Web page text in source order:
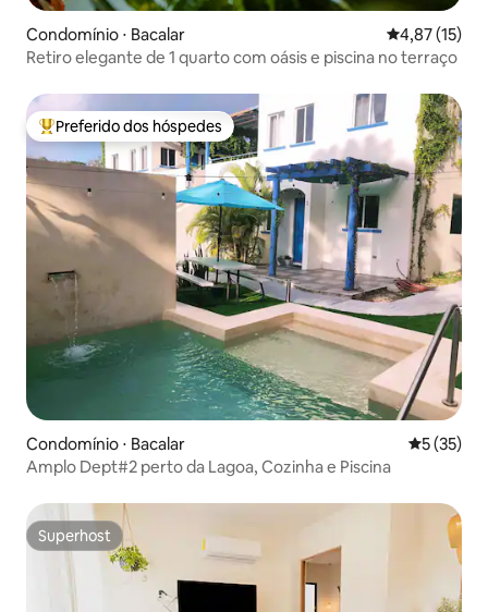
Condomínio ⋅ Bacalar 4,87 de uma
4,87 (15)
Retiro elegante de 1 quarto com oásis e piscina no terraço
Entre os melhores preferidos dos hóspedes
Preferido dos hóspedes
Condomínio ⋅ Bacalar 5 de uma
5 (35)
Amplo Dept#2 perto da Lagoa, Cozinha e Piscina
Superhost
Superhost